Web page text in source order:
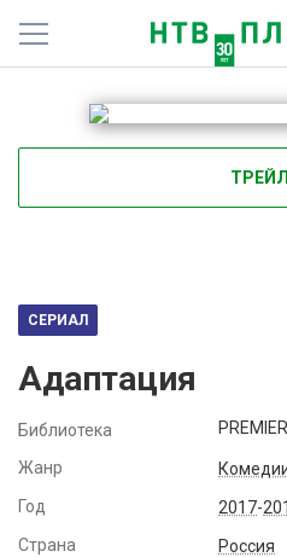
Телеканалы
Фильмы и сериалы
Спорт
Радио
Спутниковым абонентам
О сайте
СЕРИАЛ
Адаптация
Библиотека PREMIER
Жанр
Год
2017-
Страна
Россия